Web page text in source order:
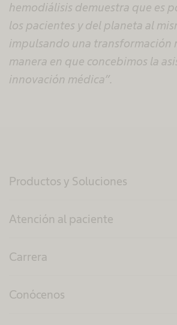
hemodiálisis demuestra que es
los pacientes y del planeta al
impulsando una transformación
manera en que concebimos la
innovación médica”.
Productos y Soluciones
Atención al paciente
Carrera
Conócenos